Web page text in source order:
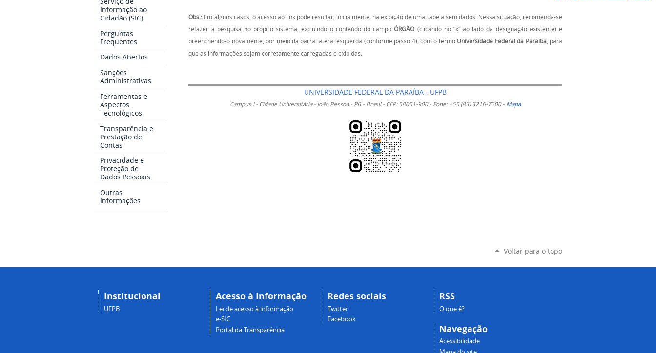
Informação ao
Cidadão (SIC)
Perguntas
Frequentes
Dados Abertos
Sanções
Administrativas
Ferramentas e
Aspectos
Tecnológicos
Transparência e
Prestação de
Contas
Privacidade e
Proteção de
Dados Pessoais
Outras
Informações
Obs.: Em alguns casos, o acesso ao link pode resultar, inicialmente, na exibição de uma tabela sem dados. Nessa situação, recomenda-se
refazer a pesquisa no próprio sistema, excluindo o conteúdo do campoÓRGÃO (clicando no “x” ao lado da designação existente) e
preenchendo-o novamente, por meio da barra lateral esquerda (conforme passo 4), com o termo Universidade Federal da Paraíba, para
que as informações sejam corretamente carregadas e exibidas.
UNIVERSIDADE FEDERAL DA PARAÍBA - UFPB
Campus I - Cidade Universitária - João Pessoa - PB - Brasil - CEP: 58051-900 - Fone: +55 (83) 3216-7200 - Mapa
Voltar para o topo
Institucional
UFPB
Acesso à Informação
Lei de acesso à informação
e-SIC
Portal da Transparência
Redes sociais
Twitter
Facebook
RSS
O que é?
Navegação
Acessibilidade